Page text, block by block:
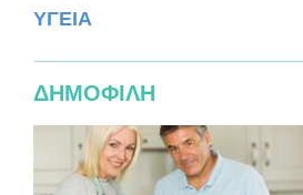
ΥΓΕΙΑ
ΔΗΜΟΦΙΛΗ